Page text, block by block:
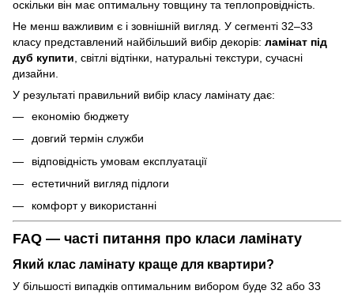
оскільки він має оптимальну товщину та теплопровідність.
Не менш важливим є і зовнішній вигляд. У сегменті 32–33
класу представлений найбільший вибір декорів: ламінат під
дуб купити , світлі відтінки, натуральні текстури, сучасні
дизайни.
У результаті правильний вибір класу ламінату дає:
економію бюджету
довгий термін служби
відповідність умовам експлуатації
естетичний вигляд підлоги
комфорт у використанні
FAQ — часті питання про класи ламінату
Який клас ламінату краще для квартири?
У більшості випадків оптимальним вибором буде 32 або 33